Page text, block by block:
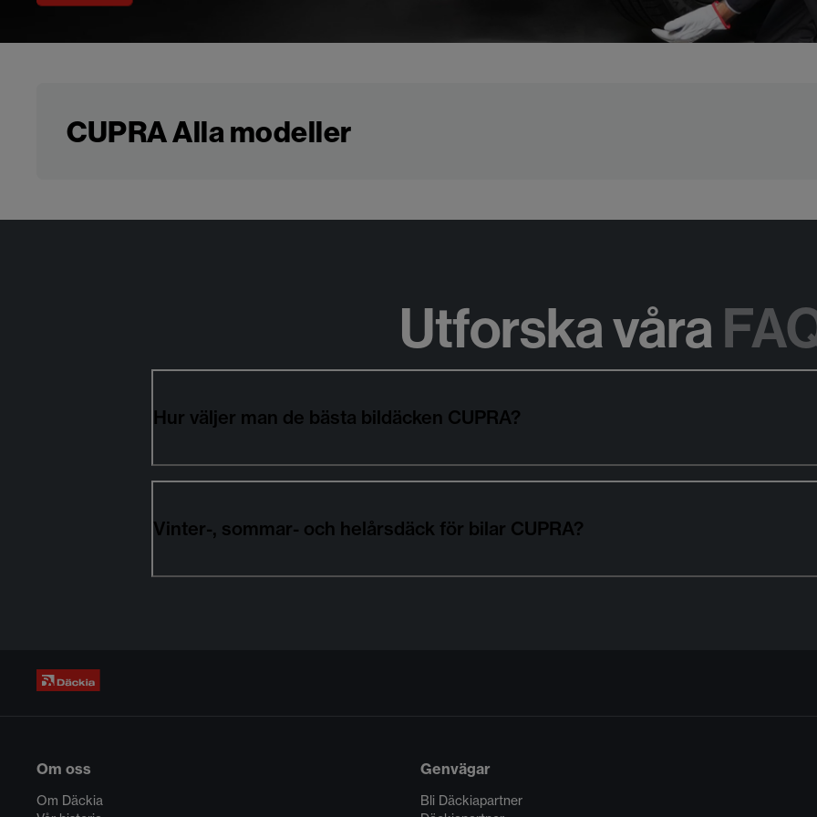
CUPRA Alla modeller
Utforska våra
Hur väljer man de bästa bildäcken CUPRA?
Vinter-, sommar- och helårsdäck för bilar CUPRA?
Om oss
Om Däckia
Genvägar
Bli Däckiapartner